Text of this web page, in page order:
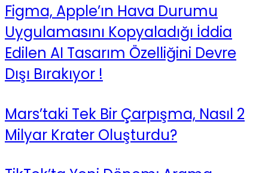
Figma, Apple’ın Hava Durumu
Uygulamasını Kopyaladığı İddia
Edilen AI Tasarım Özelliğini Devre
Dışı Bırakıyor !
Mars’taki Tek Bir Çarpışma, Nasıl 2
Milyar Krater Oluşturdu?